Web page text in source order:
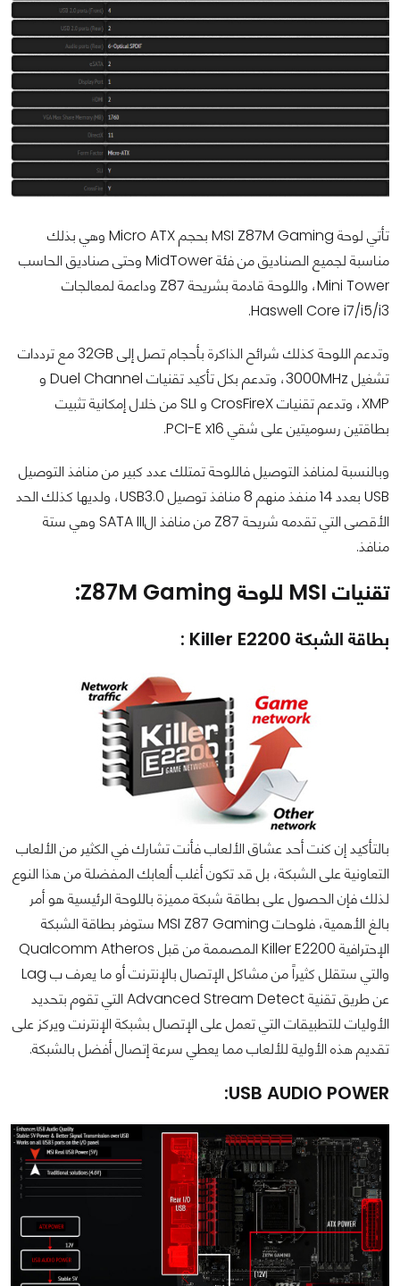
تأتي لوحة MSI Z87M Gaming بحجم Micro ATX وهي بذلك
مناسبة لجميع الصناديق من فئة MidTower وحتى صناديق الحاسب
Mini Tower، واللوحة قادمة بشريحة Z87 وداعمة لمعالجات
Haswell Core i7/i5/i3.
وتدعم اللوحة كذلك شرائح الذاكرة بأحجام تصل إلى 32GB مع ترددات
تشغيل 3000MHz، وتدعم بكل تأكيد تقنيات Duel Channel و
XMP، وتدعم تقنيات CrosFireX و SLI من خلال إمكانية تثبيت
بطاقتين رسوميتين على شقي PCI-E x16.
وبالنسبة لمنافذ التوصيل فاللوحة تمتلك عدد كبير من منافذ التوصيل
USB بعدد 14 منفذ منهم 8 منافذ توصيل USB3.0، ولديها كذلك الحد
الأقصى التي تقدمه شريحة Z87 من منافذ الSATA III وهي ستة
منافذ.
تقنيات MSI للوحة Z87M Gaming:
بطاقة الشبكة Killer E2200 :
بالتأكيد إن كنت أحد عشاق الألعاب فأنت تشارك في الكثير من الألعاب
التعاونية على الشبكة، بل قد تكون أغلب ألعابك المفضلة من هذا النوع
لذلك فإن الحصول على بطاقة شبكة مميزة باللوحة الرئيسية هو أمر
بالغ الأهمية، فلوحات MSI Z87 Gaming ستوفر بطاقة الشبكة
الإحترافية Killer E2200 المصممة من قبل Qualcomm Atheros
والتي ستقلل كثيراً من مشاكل الإتصال بالإنترنت أو ما يعرف ب Lag
عن طريق تقنية Advanced Stream Detect التي تقوم بتحديد
الأوليات للتطبيقات التي تعمل على الإتصال بشبكة الإنترنت ويركز على
تقديم هذه الأولية للألعاب مما يعطي سرعة إتصال أفضل بالشبكة.
USB AUDIO POWER: